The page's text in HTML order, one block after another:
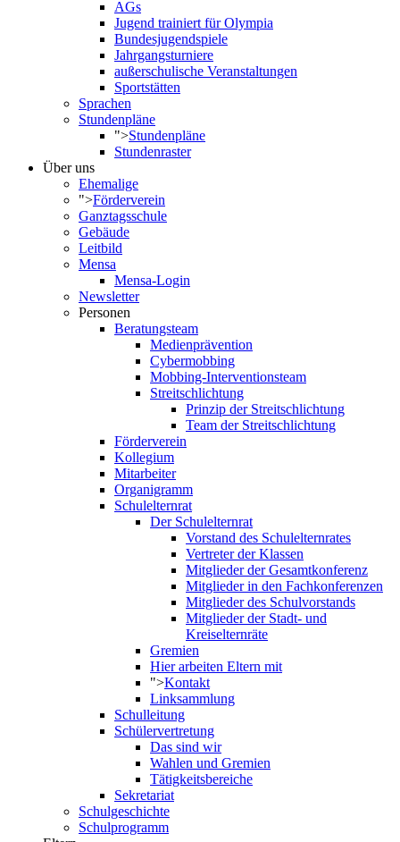
AGs
Jugend trainiert für Olympia
Bundesjugendspiele
Jahrgangsturniere
außerschulische Veranstaltungen
Sportstätten
Sprachen
Stundenpläne
">Stundenpläne
Stundenraster
Über uns
Ehemalige
">Förderverein
Ganztagsschule
Gebäude
Leitbild
Mensa
Mensa-Login
Newsletter
Personen
Beratungsteam
Medienprävention
Cybermobbing
Mobbing-Interventionsteam
Streitschlichtung
Prinzip der Streitschlichtung
Team der Streitschlichtung
Förderverein
Kollegium
Mitarbeiter
Organigramm
Schulelternrat
Der Schulelternrat
Vorstand des Schulelternrates
Vertreter der Klassen
Mitglieder der Gesamtkonferenz
Mitglieder in den Fachkonferenzen
Mitglieder des Schulvorstands
Mitglieder der Stadt- und
Kreiselternräte
Gremien
Hier arbeiten Eltern mit
">Kontakt
Linksammlung
Schulleitung
Schülervertretung
Das sind wir
Wahlen und Gremien
Tätigkeitsbereiche
Sekretariat
Schulgeschichte
Schulprogramm